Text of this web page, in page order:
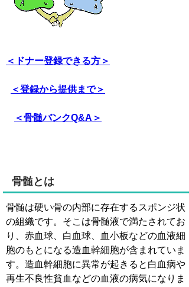
＜ドナー登録できる方＞
＜登録から提供まで＞
＜骨髄バンクQ&A＞
骨髄とは
骨髄は硬い骨の内部に存在するスポンジ状
の組織です。そこは骨髄液で満たされてお
り、赤血球、白血球、血小板などの血液細
胞のもとになる造血幹細胞が含まれていま
す。造血幹細胞に異常が起きると白血病や
再生不良性貧血などの血液の病気になりま